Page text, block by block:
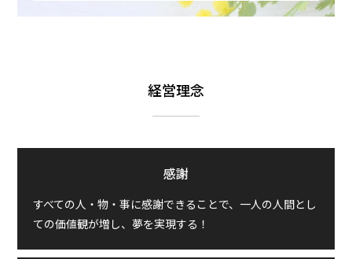
経営理念
感謝
すべての人・物・事に感謝できることで、一人の人間とし
ての価値観が増し、夢を実現する！